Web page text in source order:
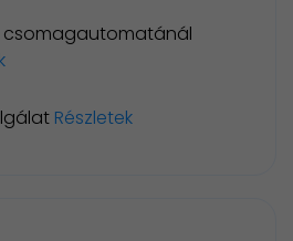
csomagautomatánál
Részletek